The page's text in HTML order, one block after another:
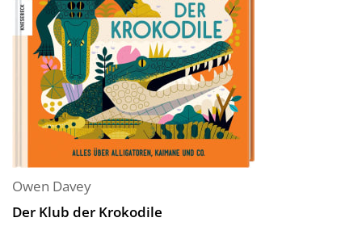
Owen Davey
Der Klub der Krokodile